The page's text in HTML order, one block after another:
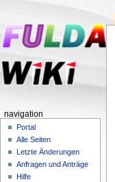
navigation
Portal
Alle Seiten
Letzte Änderungen
Anfragen und Anträge
Hilfe